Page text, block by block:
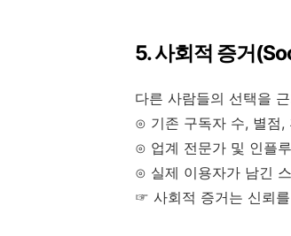
5. 사회적 증거
다른 사람들의 선택을
⊙ 기존 구독자 수, 별점,
⊙ 업계 전문가 및 인플
⊙ 실제 이용자가 남긴
☞ 사회적 증거는 신뢰